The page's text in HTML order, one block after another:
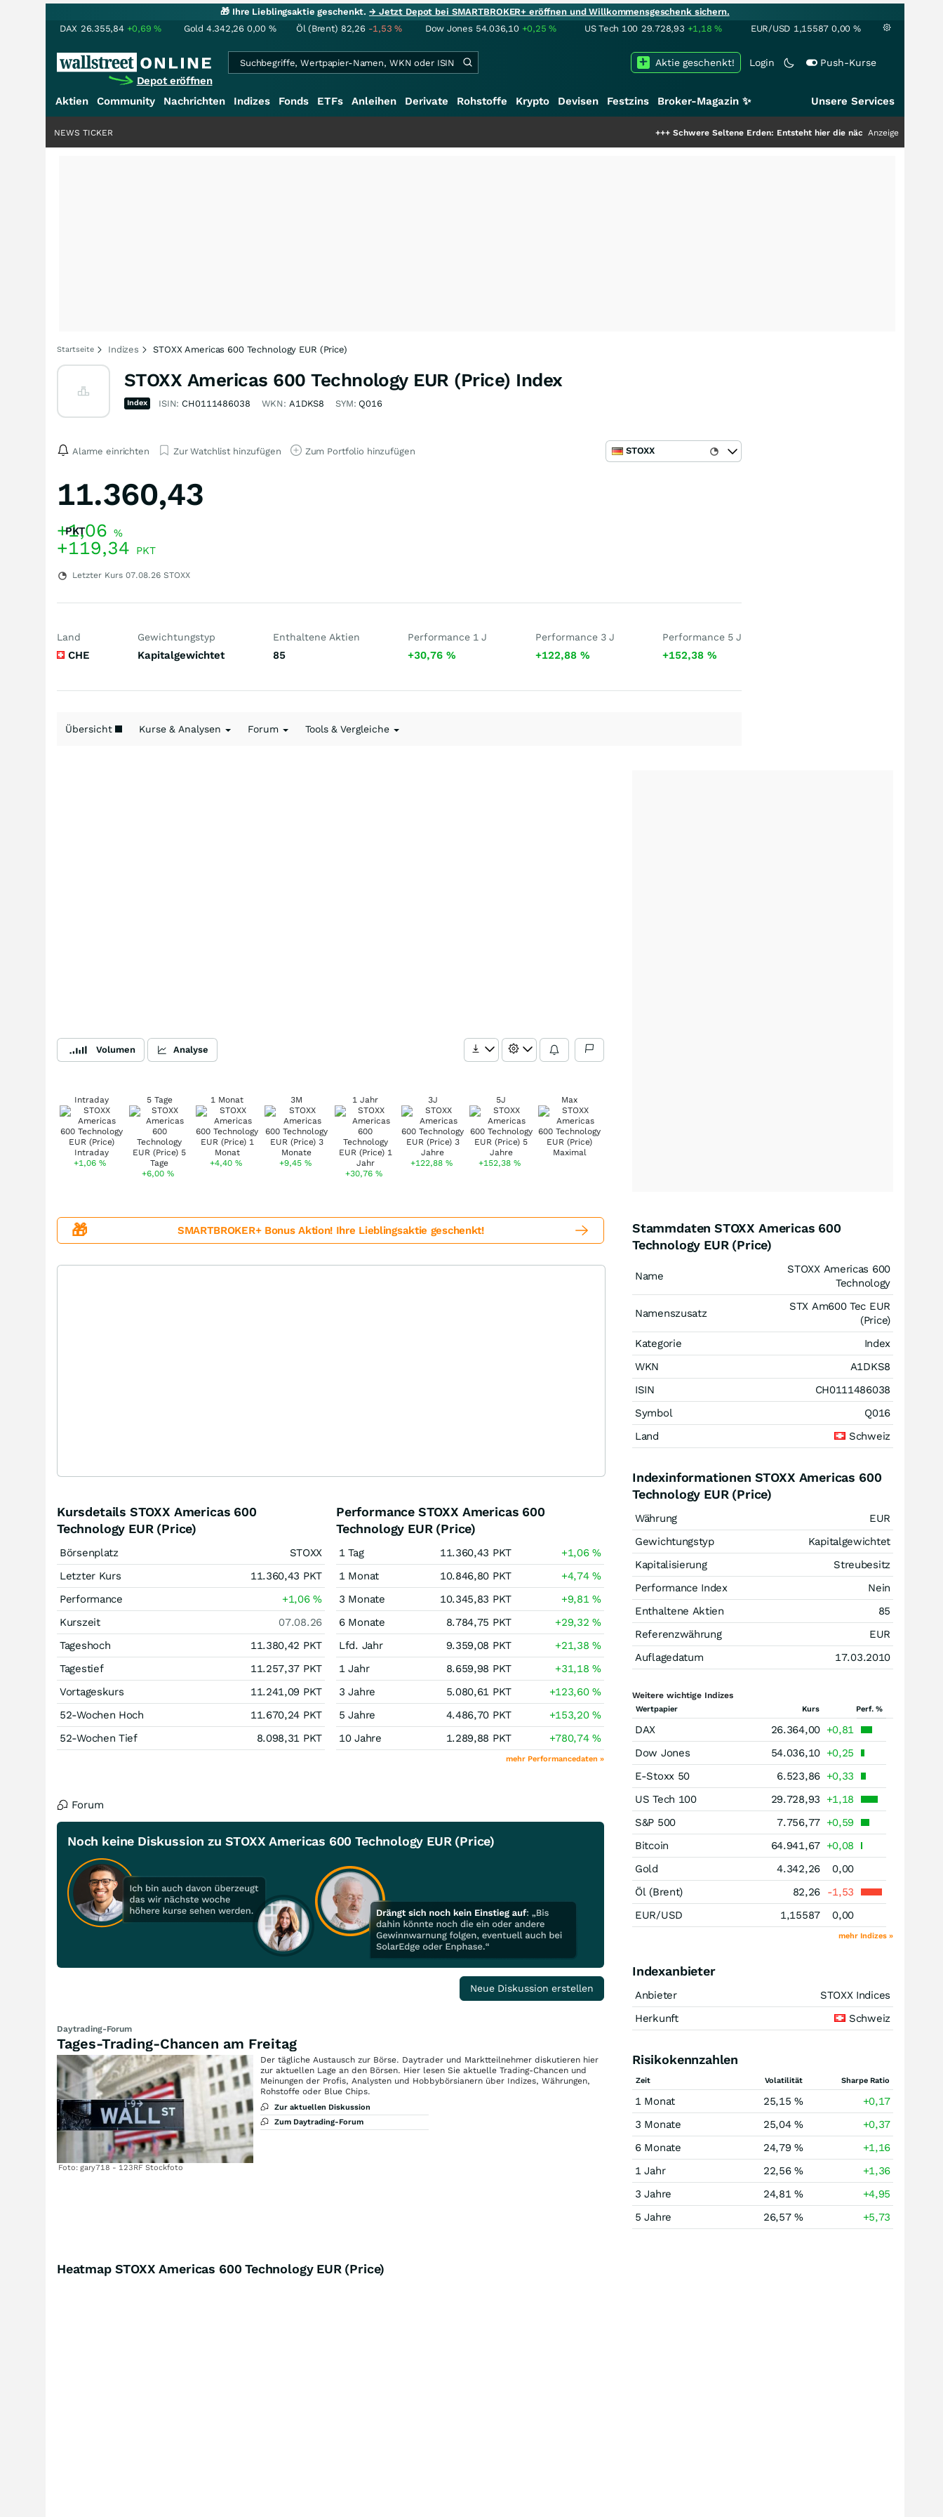
🎁 Ihre Lieblingsaktie geschenkt.→ Jetzt Depot bei SMARTBROKER+ eröffnen und Willkommensgeschenk sichern.
DAX 26.355,84 +0,69% Gold 4.342,26 0,00 % Öl (Brent) 82,26 -1,53% Dow Jones 54.036,10 +0,25% US Tech 100 29.728,93 +1,18% EUR/USD 1,15587 0,00 %
Depot eröffnen
Login Push-Kurse
Aktie geschenkt!
Aktien Community Nachrichten Indizes Fonds ETFs Anleihen Derivate Rohstoffe Krypto Devisen Festzins Broker-Magazin ✨ Unsere Services
Schwere Seltene Erden: Entsteht hier die nächste Milliardenstory?+++
Anzeige
NEWS TICKER
Startseite Indizes STOXX Americas 600 Technology EUR (Price)
STOXX Americas 600 Technology EUR (Price) Index
Index ISIN: CH0111486038 WKN: A1DKS8 SYM: Q016
Alarme einrichten Zur Watchlist hinzufügen Zum Portfolio hinzufügen STOXX
11.360,43
PKT
+1,06 %
+119,34 PKT
Letzter Kurs 07.08.26 STOXX
Land
CHE
Gewichtungstyp
Kapitalgewichtet
Enthaltene Aktien
85
Performance 1 J
+30,76%
Performance 3 J
+122,88 %
Performance 5 J
+152,38 %
Übersicht Kurse & Analysen Forum Tools & Vergleiche
Volumen Analyse
Intraday
+1,06%
5 Tage
+6,00%
1 Monat
+4,40 %
3M
+9,45 %
1 Jahr
+30,76%
3J
+122,88 %
5J
+152,38%
Max
🎁 SMARTBROKER+ Bonus Aktion! Ihre Lieblingsaktie geschenkt!
Kursdetails STOXX Americas 600
Technology EUR (Price)
Börsenplatz
STOXX
Letzter Kurs
11.360,43 PKT
Performance
+1,06%
Kurszeit
07.08.26
Tageshoch
11.380,42 PKT
Tagestief
11.257,37 PKT
Vortageskurs
11.241,09 PKT
52-Wochen Hoch
11.670,24 PKT
52-Wochen Tief
8.098,31 PKT
Performance STOXX Americas 600
Technology EUR (Price)
1 Tag 11.360,43 PKT +1,06%
1 Monat
10.846,80 PKT +4,74%
3 Monate
10.345,83 PKT +9,81%
6 Monate
8.784,75 PKT +29,32%
Lfd. Jahr
9.359,08 PKT +21,38%
1 Jahr
8.659,98 PKT +31,18%
3 Jahre
5.080,61 PKT +123,60%
5 Jahre
4.486,70 PKT +153,20%
10 Jahre
1.289,88 PKT +780,74%
mehr Performancedaten »
Forum
Noch keine Diskussion zu STOXX Americas 600 Technology EUR (Price)
Neue Diskussion erstellen
Daytrading-Forum
Tages-Trading-Chancen am Freitag
Foto: gary718 - 123RF Stockfoto
Der tägliche Austausch zur Börse. Daytrader und Marktteilnehmer diskutieren hier
zur aktuellen Lage an den Börsen. Hier lesen Sie aktuelle Trading-Chancen und
Meinungen der Profis, Analysten und Hobbybörsianern über Indizes, Währungen,
Rohstoffe oder Blue Chips.
Zur aktuellen Diskussion
Zum Daytrading-Forum
Stammdaten STOXX Americas 600
Technology EUR (Price)
Name
STOXX Americas 600
Technology
Namenszusatz
STX Am600 Tec EUR
(Price)
Kategorie
Index
WKN
A1DKS8
ISIN
CH0111486038
Symbol
Q016
Land
Schweiz
Indexinformationen STOXX Americas 600
Technology EUR (Price)
Währung
EUR
Gewichtungstyp
Kapitalgewichtet
Kapitalisierung
Streubesitz
Performance Index
Nein
Enthaltene Aktien
85
Referenzwährung
EUR
Auflagedatum
17.03.2010
Weitere wichtige Indizes
Wertpapier Kurs Perf. %
DAX 26.364,00 +0,81
Dow Jones
54.036,10 +0,25
E-Stoxx 50
6.523,86 +0,33
US Tech 100
29.728,93
+1,18
S&P 500
7.756,77 +0,59
Bitcoin
64.941,67 +0,08
Gold
4.342,26
0,00
Öl (Brent)
82,26
-1,53
EUR/USD
1,15587 0,00
mehr Indizes »
Indexanbieter
Anbieter
STOXX Indices
Herkunft
Schweiz
Risikokennzahlen
Zeit Volatilität Sharpe Ratio
1 Monat 25,15 %
+0,17
3 Monate
25,04 %
+0,37
6 Monate
24,79 %
+1,16
1 Jahr
22,56 %
+1,36
3 Jahre
24,81 %
+4,95
5 Jahre
26,57 % +5,73
Heatmap STOXX Americas 600 Technology EUR (Price)